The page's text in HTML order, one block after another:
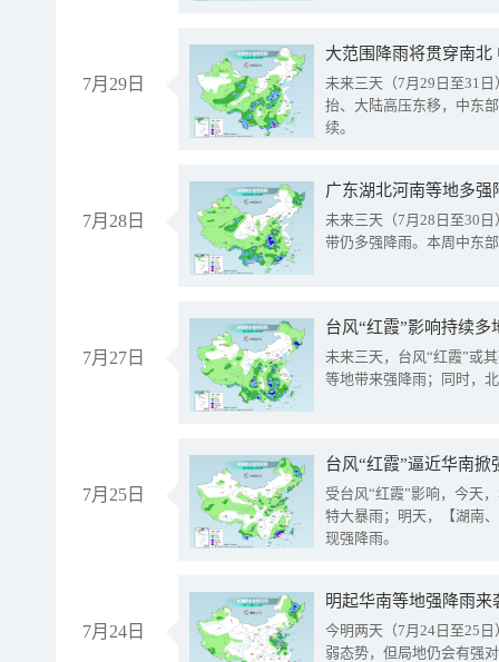
7月29日
大范围降雨将贯穿南
未来三天（7月29日至31
抬、大陆高压东移，中东
续。
7月28日
广东湖北河南等地多
未来三天（7月28日至30
带仍多强降雨。本周中东
7月27日
台风“红霞”影响持续
未来三天，台风“红霞”或
等地带来强降雨；同时，
7月25日
台风“红霞”逼近华南
受台风“红霞”影响，今天
特大暴雨；明天，【湖南
现强降雨。
7月24日
明起华南等地强降雨
今明两天（7月24日至25
弱态势，但局地仍会有强